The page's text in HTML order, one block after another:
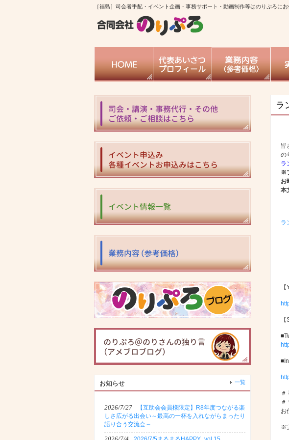
［福島］司会者手配・イベント企画・事務サポート・動画制作等はのりぷろに
ラ
皆
の
ラ
※
お
本
ラ
お
※
お知らせ 一覧
2026/7/27
【互助会会員様限定】R8年度つながる楽
しさ広がる出会い～最高の一杯を入れながらまったり
語り合う交流会～